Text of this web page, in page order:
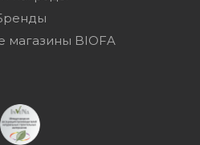
BIOFA